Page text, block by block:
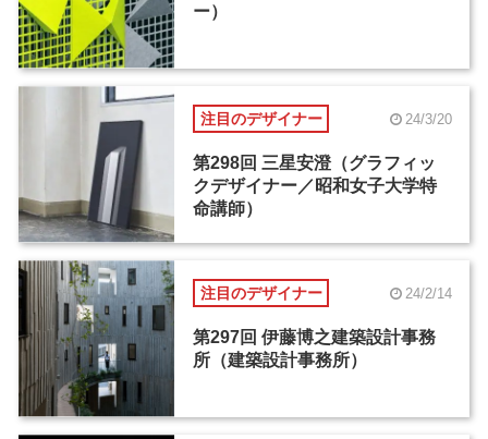
ー）
注目のデザイナー 24/3/20
第298回 三星安澄（グラフィッ
クデザイナー／昭和女子大学特
命講師）
注目のデザイナー 24/2/14
第297回 伊藤博之建築設計事務
所（建築設計事務所）